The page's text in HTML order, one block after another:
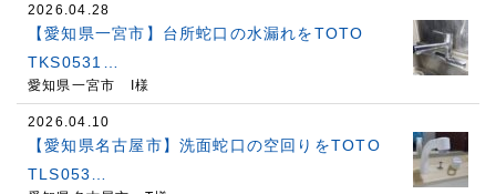
2026.04.28
【愛知県一宮市】台所蛇口の水漏れをTOTO
TKS0531…
愛知県一宮市 I様
2026.04.10
【愛知県名古屋市】洗面蛇口の空回りをTOTO
TLS053…